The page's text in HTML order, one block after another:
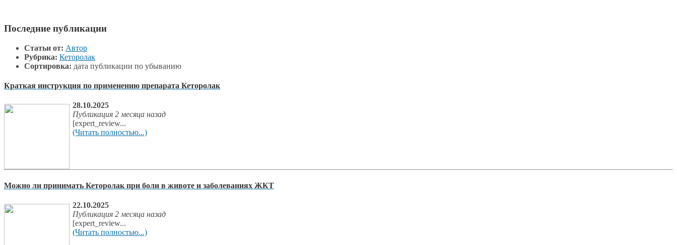
Последние публикации
Статьи от: Автор
Рубрика: Кеторолак
Сортировка: дата публикации по убыванию
Краткая инструкция по применению препарата Кеторолак
28.10.2025
Публикация 2 месяца назад
[expert_review...
(Читать полностью...)
Можно ли принимать Кеторолак при боли в животе и заболеваниях ЖКТ
22.10.2025
Публикация 2 месяца назад
[expert_review...
(Читать полностью...)